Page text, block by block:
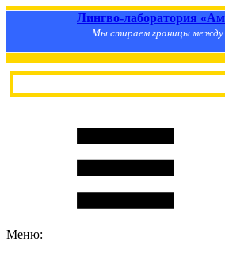
Лингво-лаборатория
Мы стираем границы между
Меню: